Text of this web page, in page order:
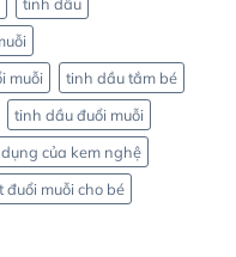
muỗi
tinh dầu tắm bé
tinh dầu đuổi muỗi
của kem nghệ
đuổi muỗi cho bé